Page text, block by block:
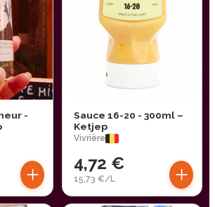
-
+
Sauce 16-20 - 300ml –
Ketjep
Vivrière
4,72 €
15,73 €/L +